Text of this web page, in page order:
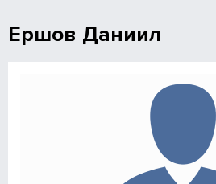
Ершов Даниил